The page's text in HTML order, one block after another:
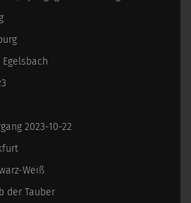
2023-10-22
Weiß
der Tauber